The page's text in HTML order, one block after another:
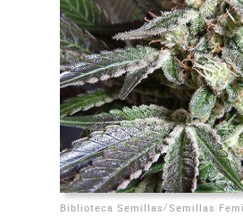
Biblioteca Semillas /Semillas